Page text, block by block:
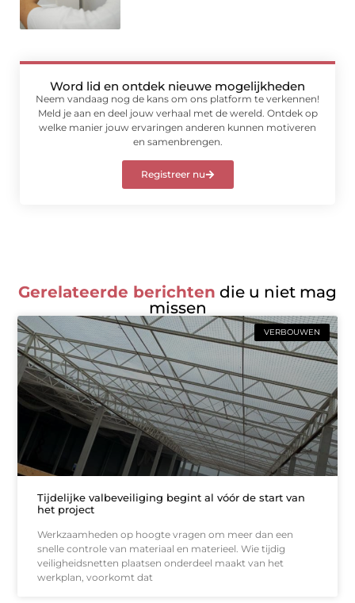
Word lid en ontdek nieuwe mogelijkheden
Neem vandaag nog de kans om ons platform te verkennen!
Meld je aan en deel jouw verhaal met de wereld. Ontdek op
welke manier jouw ervaringen anderen kunnen motiveren
en samenbrengen.
Registreer nu
Gerelateerde berichten die u niet mag
missen
VERBOUWEN
Tijdelijke valbeveiliging begint al vóór de start van
het project
Werkzaamheden op hoogte vragen om meer dan een
snelle controle van materiaal en materieel. Wie tijdig
veiligheidsnetten plaatsen onderdeel maakt van het
werkplan, voorkomt dat